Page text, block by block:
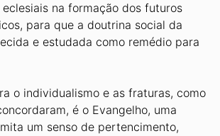
na formação dos futuros
para que a doutrina social da
e estudada como remédio para
o individualismo e as fraturas, como
é o Evangelho, uma
um senso de pertencimento,